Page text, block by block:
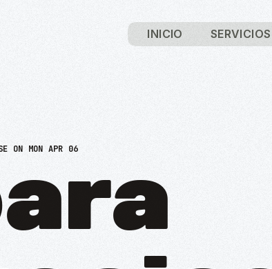
INICIO SERVICIOS
ON MON APR 06